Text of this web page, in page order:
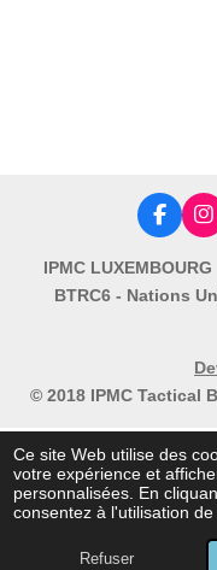
Ce site Web utilise des
votre expérience et
personnalisées. En
consentez à l'utilisation de
Refuser
F
a
c
b
I
n
s
a
a
m
IPMC
BTRC6 - Nations
© 2018 IPMC Tactical
E-mail